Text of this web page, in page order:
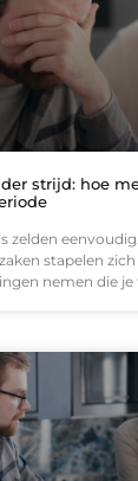
strijd: hoe
zelden
stapelen
nemen die